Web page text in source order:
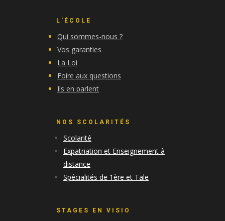
L'ÉCOLE
Qui sommes-nous ?
Vos garanties
La Loi
Foire aux questions
Ils en parlent
NOS SCOLARITÉS
Scolarité
Expatriation et Enseignement à
distance
Spécialités de 1ère et Tale
STAGES EN VISIO